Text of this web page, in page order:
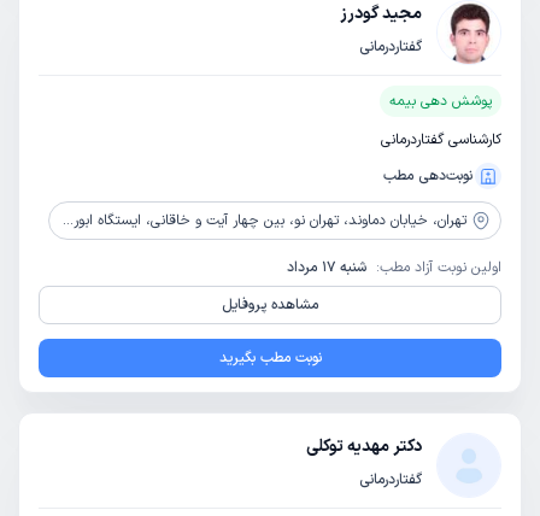
مجید گودرز
گفتاردرمانی
پوشش دهی بیمه
کارشناسی گفتاردرمانی
نوبت‌دهی مطب
تهران، خیابان دماوند، تهران نو، بین چهار آیت و خاقانی، ایستگاه ابوریحان، پلاک ۴۱۲، طبقه سوم، واحد ۸
اولین نوبت آزاد مطب: شنبه 17 مرداد
مشاهده پروفایل
نوبت مطب بگیرید
دکتر مهدیه توکلی
گفتاردرمانی